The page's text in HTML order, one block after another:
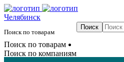
Челябинск
Поиск по товарам
Поиск по товарам
Поиск по компаниям